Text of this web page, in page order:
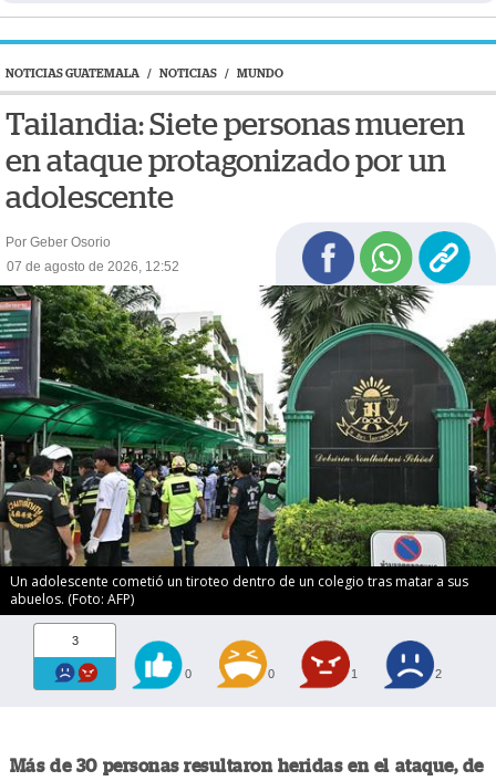
NOTICIAS GUATEMALA / NOTICIAS / MUNDO
Tailandia: Siete personas mueren
en ataque protagonizado por un
adolescente
Por Geber Osorio
07 de agosto de 2026, 12:52
Un adolescente cometió un tiroteo dentro de un colegio tras matar a sus
abuelos. (Foto: AFP)
3
0 0 1 2
Más de 30 personas resultaron heridas en el ataque, de